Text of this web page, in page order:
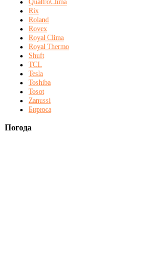
QuattroClima
Rix
Roland
Rovex
Royal Clima
Royal Thermo
Shuft
TCL
Tesla
Toshiba
Tosot
Zanussi
Бирюса
Погода